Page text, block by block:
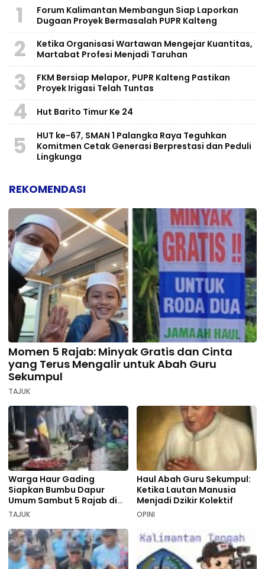
1
Forum Kalimantan Membangun Siap Laporkan
Dugaan Proyek Bermasalah PUPR Kalteng
2
Ketika Organisasi Wartawan Mengejar Kuantitas,
Martabat Profesi Menjadi Taruhan
3
FKM Bersiap Melapor, PUPR Kalteng Pastikan
Proyek Irigasi Telah Tuntas
4 Hut Barito Timur Ke 24
5
HUT ke-67, SMAN 1 Palangka Raya Teguhkan
Komitmen Cetak Generasi Berprestasi dan Peduli
Lingkunga
REKOMENDASI
Momen 5 Rajab: Minyak Gratis dan Cinta
yang Terus Mengalir untuk Abah Guru
Sekumpul
TAJUK
Warga Haur Gading
Siapkan Bumbu Dapur
Umum Sambut 5 Rajab di
Sekumpul
TAJUK
Haul Abah Guru Sekumpul:
Ketika Lautan Manusia
Menjadi Dzikir Kolektif
OPINI